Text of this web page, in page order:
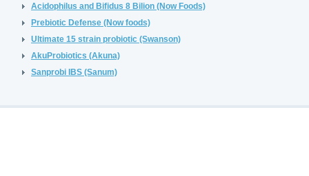
bardzo ważne w przypadku
Acidophilus and Bifidus 8 Bilion (Now Foods)
Prebiotic Defense (Now foods)
Ultimate 15 strain probiotic (Swanson)
AkuProbiotics (Akuna)
Sanprobi IBS (Sanum)